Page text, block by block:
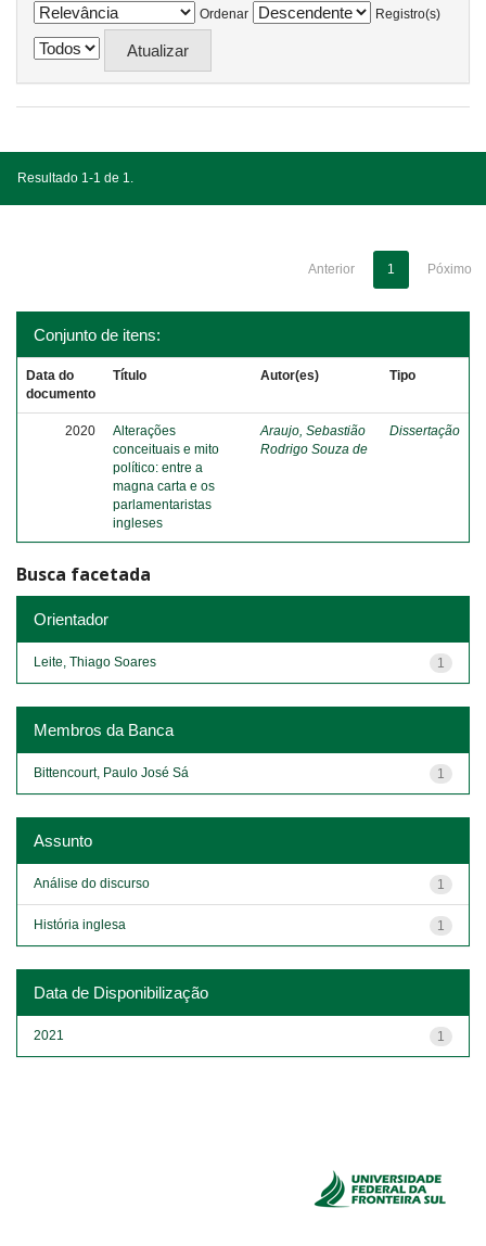
Ordenar
Registro(s)
Resultado 1-1 de 1.
Anterior 1 Póximo
Conjunto de itens:
Data do
documento
Título Autor(es) Tipo
2020
Alterações
conceituais e mito
político: entre a
magna carta e os
parlamentaristas
ingleses
Araujo, Sebastião
Rodrigo Souza de
Dissertação
Busca facetada
Orientador
1
Leite, Thiago Soares
Membros da Banca
1
Bittencourt, Paulo José Sá
Assunto
1
Análise do discurso
1
História inglesa
Data de Disponibilização
1
2021